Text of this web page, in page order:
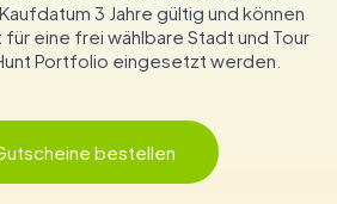
3 Jahre gültig und können
für eine frei wählbare Stadt und Tour
Portfolio eingesetzt werden.
bestellen